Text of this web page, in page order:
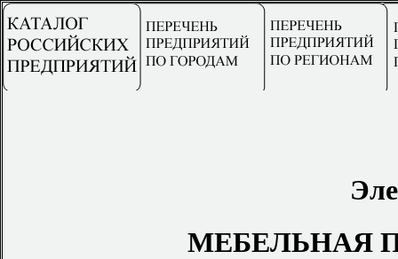
МЕБЕЛЬНАЯ